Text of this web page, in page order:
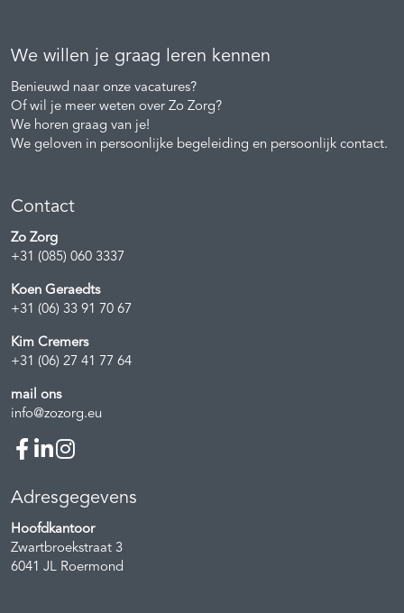
We willen je graag leren kennen
Benieuwd naar onze vacatures?
Of wil je meer weten over Zo Zorg?
We horen graag van je!
We geloven in persoonlijke begeleiding en persoonlijk contact.
Contact
Zo Zorg
+31 (085) 060 3337
Koen Geraedts
+31 (06) 33 91 70 67
Kim Cremers
+31 (06) 27 41 77 64
mail ons
info@zozorg.eu
Adresgegevens
Hoofdkantoor
Zwartbroekstraat 3
6041 JL Roermond